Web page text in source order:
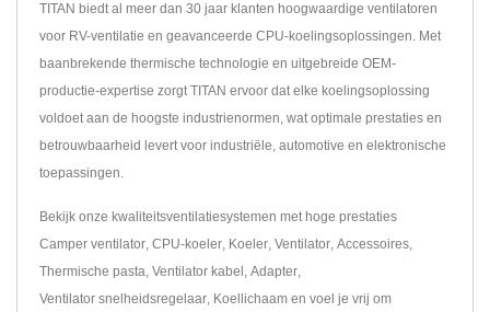
TITAN biedt al meer dan 30 jaar klanten hoogwaardige ventilatoren
voor RV-ventilatie en geavanceerde CPU-koelingsoplossingen. Met
baanbrekende thermische technologie en uitgebreide OEM-
productie-expertise zorgt TITAN ervoor dat elke koelingsoplossing
voldoet aan de hoogste industrienormen, wat optimale prestaties en
betrouwbaarheid levert voor industriële, automotive en elektronische
toepassingen.
Bekijk onze kwaliteitsventilatiesystemen met hoge prestaties
Camper ventilator, CPU-koeler, Koeler, Ventilator, Accessoires,
Thermische pasta, Ventilator kabel , Adapter,
Ventilator snelheidsregelaar, Koellichaam en voel je vrij om